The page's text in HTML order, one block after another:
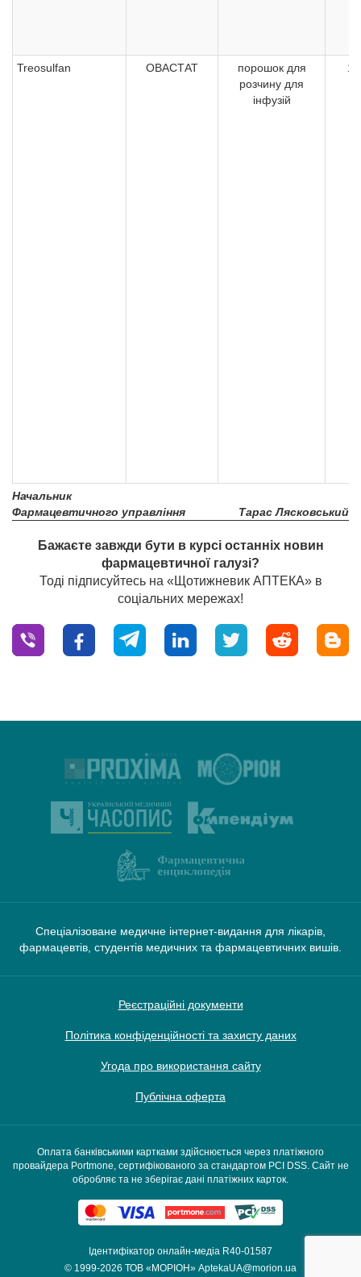
Treosulfan ОВАСТАТ
порошок для
розчину для
інфузій
Начальник
Фармацевтичного управління
Тарас Лясковський
Бажаєте завжди бути в курсі останніх новин
фармацевтичної галузі?
Тоді підписуйтесь на «Щотижневик АПТЕКА» в
соціальних мережах!
Спеціалізоване медичне інтернет-видання для лікарів,
фармацевтів, студентів медичних та фармацевтичних вишів.
Реєстраційні документи
Політика конфіденційності та захисту даних
Угода про використання сайту
Публічна оферта
Ідентифікатор онлайн-медіа R40-01587
© 1999-2026 ТОВ «МОРІОН» AptekaUA@morion.ua
Оплата банківськими картками здійснюється через платіжного
провайдера Portmone, сертифікованого за стандартом PCI DSS. Сайт не
обробляє та не зберігає дані платіжних карток.